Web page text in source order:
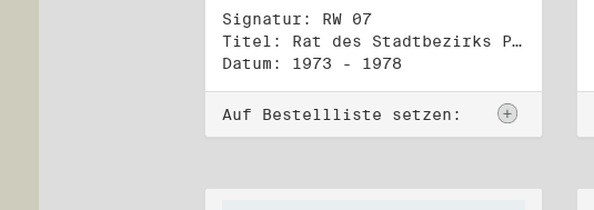
Signatur: RW 07
Titel: Rat des Stadtbezirks Prenzlauer Berg in Berlin
Datum: 1973 - 1978
Auf Bestellliste setzen: